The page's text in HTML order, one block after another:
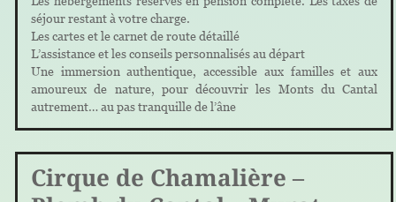
séjour restant à votre charge.
Les cartes et le carnet de route détaillé
L’assistance et les conseils personnalisés au départ
Une immersion authentique, accessible aux familles et aux
amoureux de nature, pour découvrir les Monts du Cantal
autrement… au pas tranquille de l’âne
Cirque de Chamalière –